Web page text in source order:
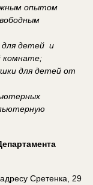
опытом
для детей и
комнате;
для детей от
Сретенка, 29